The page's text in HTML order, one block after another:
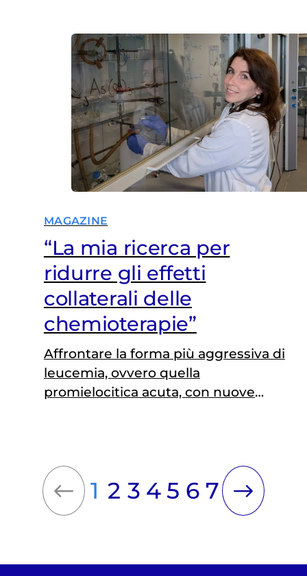
o ridurre le dimensioni della massa
tumorale per facilitare altri
trattamenti come la chirurgia o la
radioterapia.
MAGAZINE
“La mia ricerca per
ridurre gli effetti
collaterali delle
chemioterapie”
Affrontare la forma più aggressiva di
leucemia, ovvero quella
promielocitica acuta, con nuove
e vincitrice di un finanziamento di
ricerca di Fondazione Veronesi. Il suo
lavoro si concentra sulla
l’obiettivo…
1 2 3 4 5 6 7